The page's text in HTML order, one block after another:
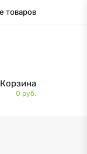
товаров
Корзина
0 руб.